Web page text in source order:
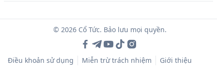
© 2026 Cổ Tức. Bảo lưu mọi quyền.
Điều khoản sử dụng Miễn trừ trách nhiệm Giới thiệu